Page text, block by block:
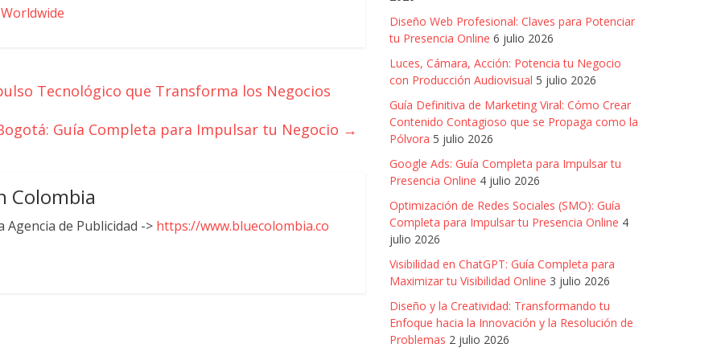
Tecnológico que Transforma los Negocios
Guía Completa para Impulsar tu Negocio →
Colombia
de Publicidad -> https://www.bluecolombia.co
Diseño Web Profesional: Claves para Potenciar
tu Presencia Online 6 julio 2026
Luces, Cámara, Acción: Potencia tu Negocio
con Producción Audiovisual 5 julio 2026
Guía Definitiva de Marketing Viral: Cómo Crear
Contenido Contagioso que se Propaga como la
Pólvora 5 julio 2026
Google Ads: Guía Completa para Impulsar tu
Presencia Online 4 julio 2026
Optimización de Redes Sociales (SMO): Guía
Completa para Impulsar tu Presencia Online 4
julio 2026
Visibilidad en ChatGPT: Guía Completa para
Maximizar tu Visibilidad Online 3 julio 2026
Diseño y la Creatividad: Transformando tu
Enfoque hacia la Innovación y la Resolución de
Problemas 2 julio 2026